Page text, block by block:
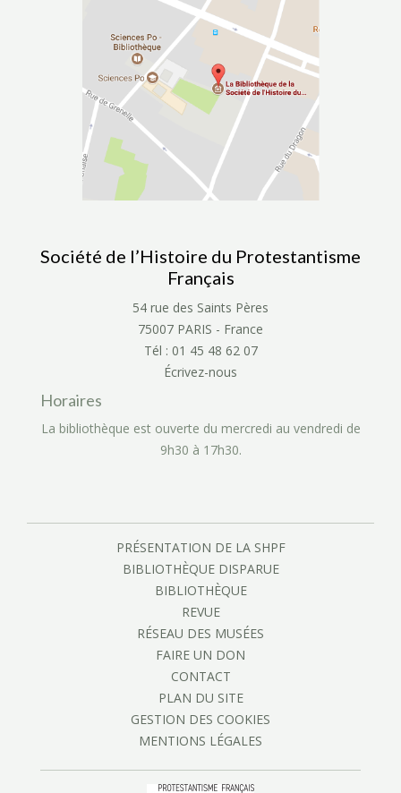
Société de l’Histoire du Protestantisme
Français
54 rue des Saints Pères
75007 PARIS - France
Tél : 01 45 48 62 07
Écrivez-nous
Horaires
La bibliothèque est ouverte du mercredi au vendredi de
9h30 à 17h30.
PRÉSENTATION DE LA SHPF
BIBLIOTHÈQUE DISPARUE
BIBLIOTHÈQUE
REVUE
RÉSEAU DES MUSÉES
FAIRE UN DON
CONTACT
PLAN DU SITE
GESTION DES COOKIES
MENTIONS LÉGALES